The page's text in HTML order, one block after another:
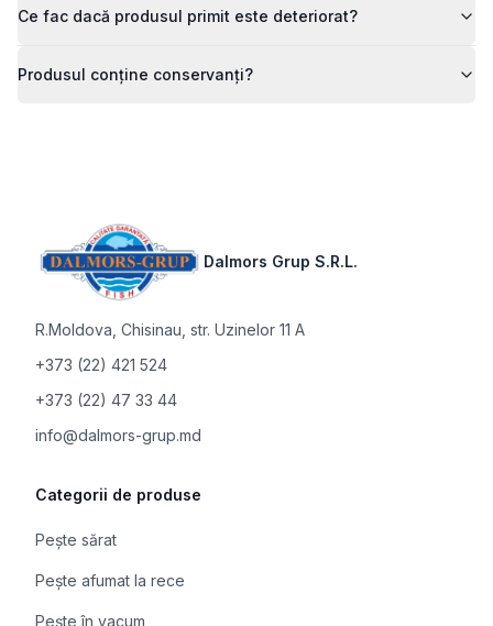
Ce fac dacă produsul primit este deteriorat?
Produsul conține conservanți?
Dalmors Grup S.R.L.
R.Moldova Chisinau, str. Uzinelor 11 A
+373 (22) 421 524
+373 (22) 47 33 44
info@dalmors-grup.md
Categorii de produse
Pește sărat
Pește afumat la rece
Pește în vacum